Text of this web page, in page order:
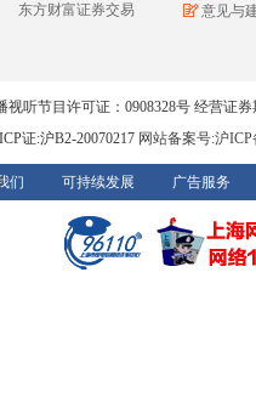
东方财富证券交易
意见与
视听节目许可证：0908328号 经营证
证:沪B2-20070217 网站备案号:沪
们 可持续发展 广告服务